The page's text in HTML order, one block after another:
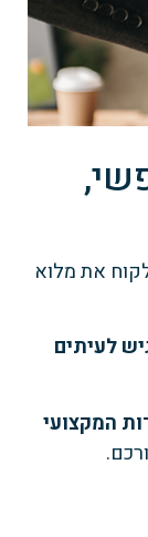
את מלוא
לעיתים
המקצועי